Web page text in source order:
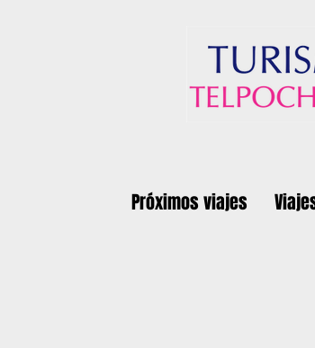
Próximos viajes